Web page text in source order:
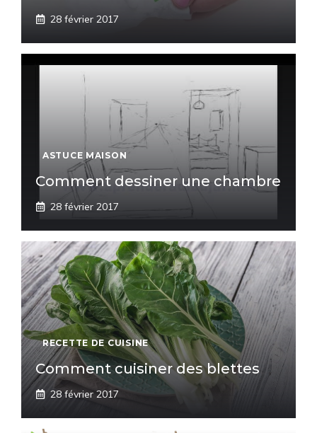
28 février 2017
ASTUCE MAISON
Comment dessiner une chambre
28 février 2017
RECETTE DE CUISINE
Comment cuisiner des blettes
28 février 2017